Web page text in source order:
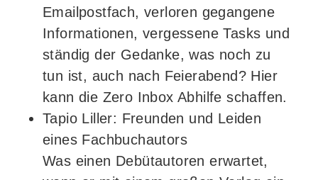
Emailpostfach, verloren gegangene
Informationen, vergessene Tasks und
ständig der Gedanke, was noch zu
tun ist, auch nach Feierabend? Hier
kann die Zero Inbox Abhilfe schaffen.
Tapio Liller: Freunden und Leiden
eines Fachbuchautors
Was einen Debütautoren erwartet,